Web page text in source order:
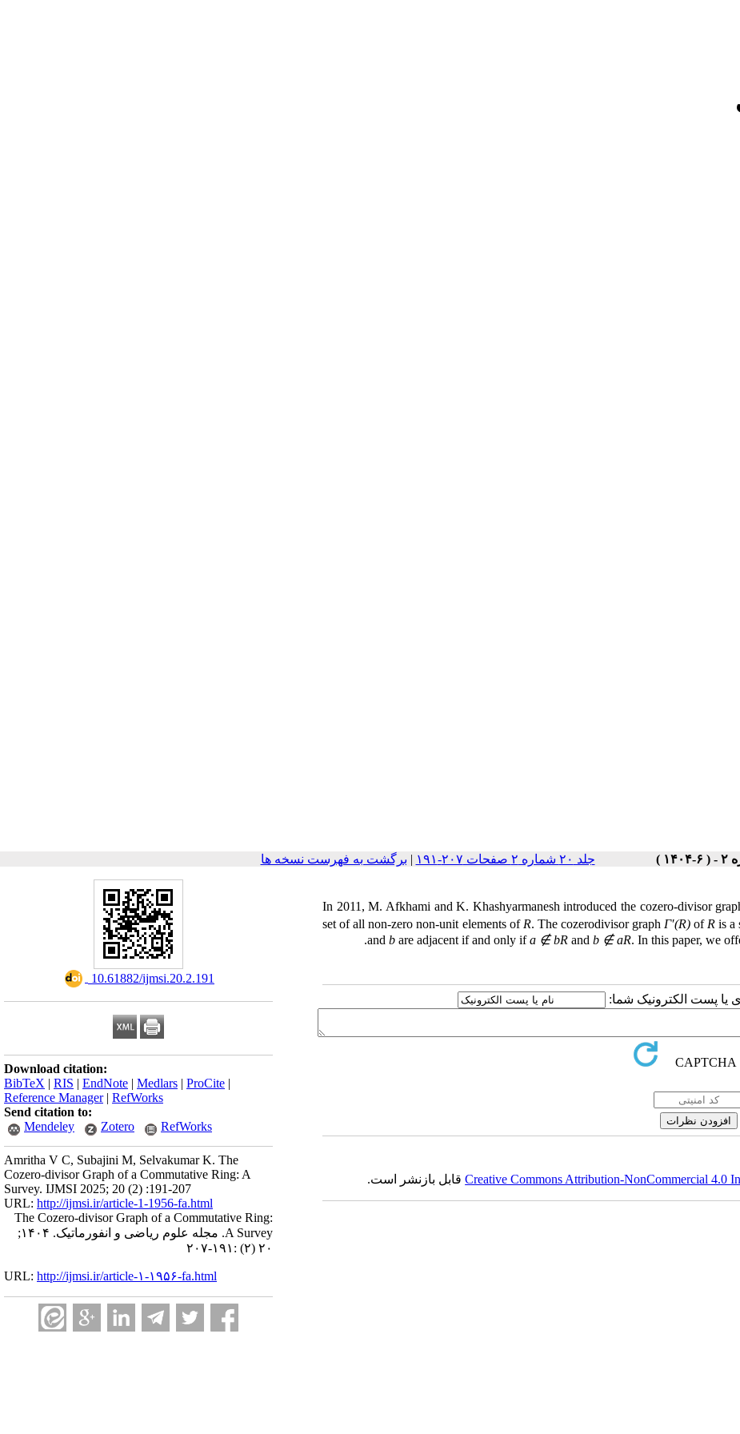
جلد ۲۰ شماره ۲ صفحات ۲۰۷-۱۹۱ | برگشت به فهرست نسخه ها
‎ 10.61882/ijmsi.20.2.191
Download citation:
BibTeX | RIS | EndNote | Medlars | ProCite |
Reference Manager| RefWorks
Send citation to:
Mendeley
Zotero RefWorks
Amritha V C, Subajini M, Selvakumar K. The
Cozero-divisor Graph of a Commutative Ring: A
Survey. IJMSI 2025; 20 (2) :191-207
URL: http://ijmsi.ir/article-1-1956-fa.html
The Cozero-divisor Graph of a Commutative Ring:
A Survey. مجله علوم ریاضی و انفورماتیک. ۱۴۰۴;
۲۰ (۲) :۱۹۱-۲۰۷
URL: http://ijmsi.ir/article-۱-۱۹۵۶-fa.html
In 2011, M. Afkhami and K. Khashyarmanesh introduced the cozero-divisor
set of all non-zero non-unit elements ofR. The cozerodivisor graph Γ′(R)ofR is a
and b are adjacent if and only ifa ∉ bR and b ∉ aR. In this paper, we
یا پست الکترونیک شما:
Creative Commons Attribution-NonCommercial 4.0قابل بازنشر است.